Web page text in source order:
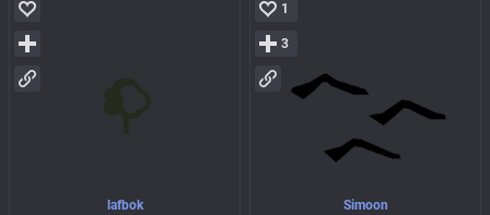
lafbok Simoon
1
3